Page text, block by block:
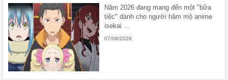
Năm 2026 đang mang đến một "bữa
tiệc" dành cho người hâm mộ anime
isekai ...
07/08/2026